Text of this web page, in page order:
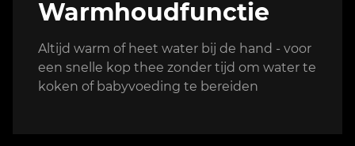
Warmhoudfunctie
Altijd warm of heet water bij de hand - voor
een snelle kop thee zonder tijd om water te
koken of babyvoeding te bereiden